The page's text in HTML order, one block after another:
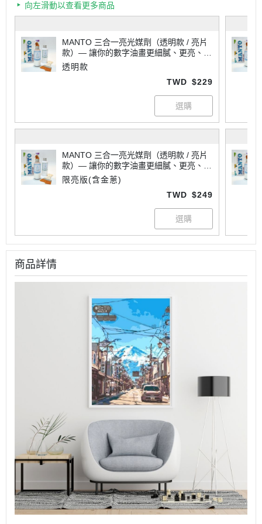
向左滑動以查看更多商品
MANTO 三合一亮光媒劑（透明款 / 亮片
款）— 讓你的數字油畫更細膩、更亮、更
專業
透明款
TWD $229
MANTO 三合一亮光媒劑（透明款 / 亮片
款）— 讓你的數字油畫更細膩、更亮、更
專業
限亮版(含金蔥)
TWD $249
商品詳情